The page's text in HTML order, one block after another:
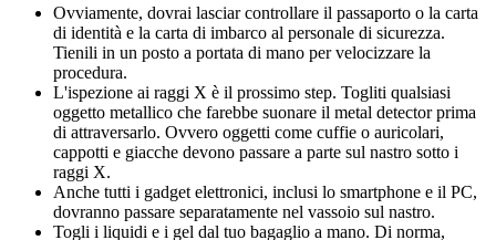
Ovviamente, dovrai lasciar controllare il passaporto o la carta
di identità e la carta di imbarco al personale di sicurezza.
Tienili in un posto a portata di mano per velocizzare la
procedura.
L'ispezione ai raggi X è il prossimo step. Togliti qualsiasi
oggetto metallico che farebbe suonare il metal detector prima
di attraversarlo. Ovvero oggetti come cuffie o auricolari,
cappotti e giacche devono passare a parte sul nastro sotto i
raggi X.
Anche tutti i gadget elettronici, inclusi lo smartphone e il PC,
dovranno passare separatamente nel vassoio sul nastro.
Togli i liquidi e i gel dal tuo bagaglio a mano. Di norma,